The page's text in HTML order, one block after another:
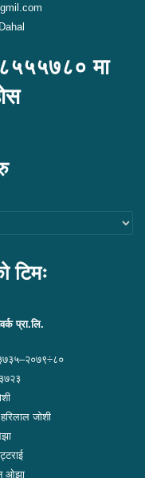
मा
टिमः
प्रा.लि.
३७२३
हरिलाल जोशी
ओझा